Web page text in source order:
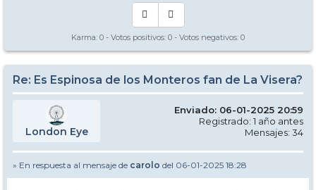
Karma: 0 - Votos positivos: 0 - Votos negativos: 0
Re: Es Espinosa de los Monteros fan de La Visera?
London Eye
Enviado: 06-01-2025 20:59
Registrado: 1 año antes
Mensajes: 34
» En respuesta al mensaje de carolo del 06-01-2025 18:28